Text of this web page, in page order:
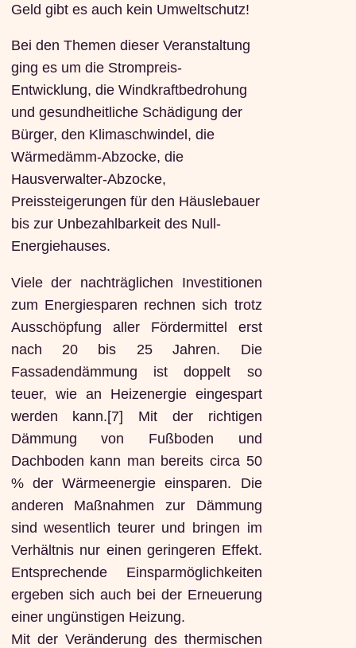
Geld gibt es auch kein Umweltschutz!
Bei den Themen dieser Veranstaltung
ging es um die Strompreis-
Entwicklung, die Windkraftbedrohung
und gesundheitliche Schädigung der
Bürger, den Klimaschwindel, die
Wärmedämm-Abzocke, die
Hausverwalter-Abzocke,
Preissteigerungen für den Häuslebauer
bis zur Unbezahlbarkeit des Null-
Energiehauses.
Viele der nachträglichen Investitionen
zum Energiesparen rechnen sich trotz
Ausschöpfung aller Fördermittel erst
nach 20 bis 25 Jahren. Die
Fassadendämmung ist doppelt so
teuer, wie an Heizenergie eingespart
werden kann.[7] Mit der richtigen
Dämmung von Fußboden und
Dachboden kann man bereits circa 50
% der Wärmeenergie einsparen. Die
anderen Maßnahmen zur Dämmung
sind wesentlich teurer und bringen im
Verhältnis nur einen geringeren Effekt.
Entsprechende Einsparmöglichkeiten
ergeben sich auch bei der Erneuerung
einer ungünstigen Heizung.
Mit der Veränderung des thermischen